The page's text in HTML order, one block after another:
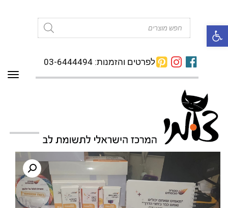
פתח סרגל נגישות
לפרטים והזמנות: 03-6444494